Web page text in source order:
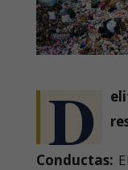
D
Conductas: El